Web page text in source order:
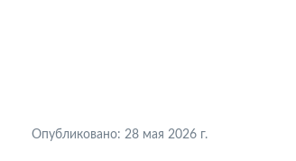
Опубликовано: 28 мая 2026 г.